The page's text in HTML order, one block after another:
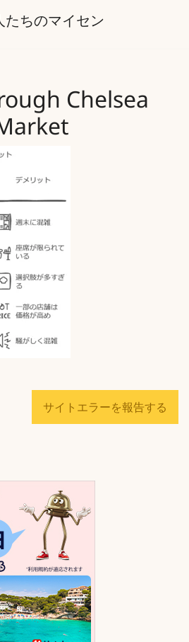
ちのマイセン
Chelsea
サイトエラーを報告する